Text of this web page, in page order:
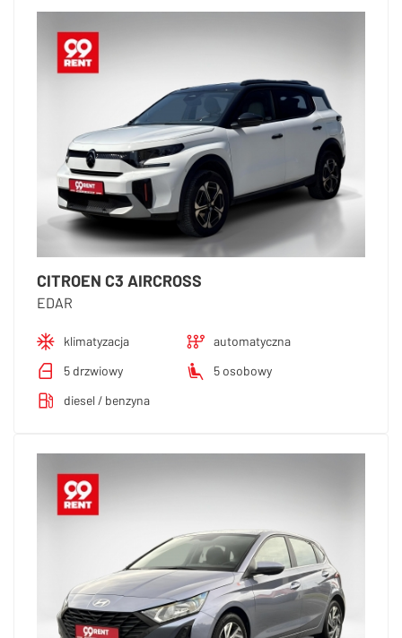
CITROEN C3 AIRCROSS
EDAR
klimatyzacja
automatyczna
5 drzwiowy
5 osobowy
diesel / benzyna